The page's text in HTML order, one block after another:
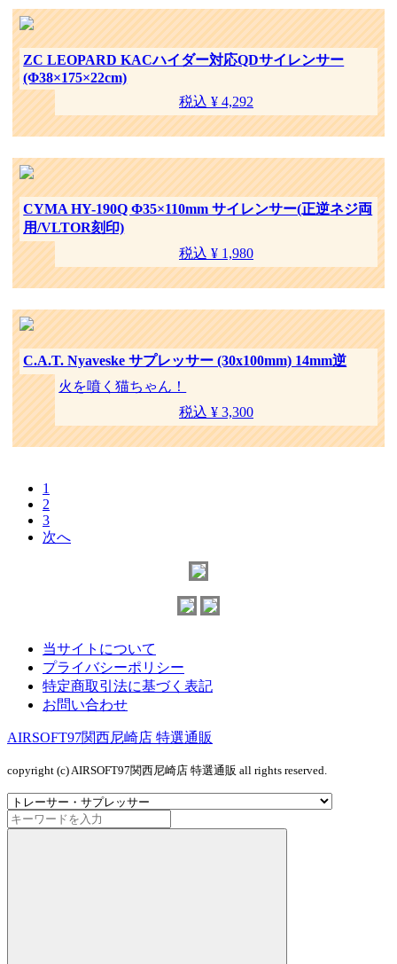
ZC LEOPARD KACハイダー対応QDサイレンサー
(Φ38×175×22cm)
税込 ¥ 4,292
CYMA HY-190Q Φ35×110mm サイレンサー(正逆ネジ両
用/VLTOR刻印)
税込 ¥ 1,980
C.A.T. Nyaveske サプレッサー (30x100mm) 14mm逆
火を噴く猫ちゃん！
税込 ¥ 3,300
1
2
3
次へ
当サイトについて
プライバシーポリシー
特定商取引法に基づく表記
お問い合わせ
AIRSOFT97関西尼崎店 特選通販
copyright (c) AIRSOFT97関西尼崎店 特選通販 all rights reserved.